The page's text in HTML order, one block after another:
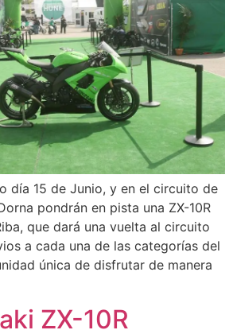
día 15 de Junio, y en el circuito de
pondrán en pista una ZX-10R
que dará una vuelta al circuito
a cada una de las categorías del
única de disfrutar de manera
ZX-10R